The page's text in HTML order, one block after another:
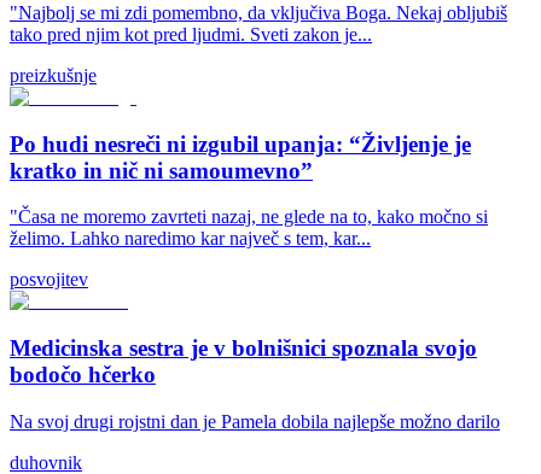
"Najbolj se mi zdi pomembno, da vključiva Boga. Nekaj obljubiš
tako pred njim kot pred ljudmi. Sveti zakon je...
preizkušnje
Po hudi nesreči ni izgubil upanja: “Življenje je
kratko in nič ni samoumevno”
"Časa ne moremo zavrteti nazaj, ne glede na to, kako močno si
želimo. Lahko naredimo kar največ s tem, kar...
posvojitev
Medicinska sestra je v bolnišnici spoznala svojo
bodočo hčerko
Na svoj drugi rojstni dan je Pamela dobila najlepše možno darilo
duhovnik